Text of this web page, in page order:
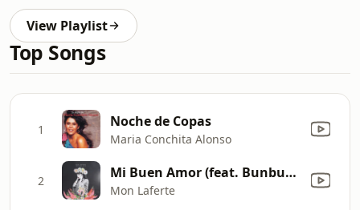
View Playlist
Top Songs
1 Noche de Copas
Maria Conchita Alonso
2 Mi Buen Amor (feat. Bunbury)
Mon Laferte